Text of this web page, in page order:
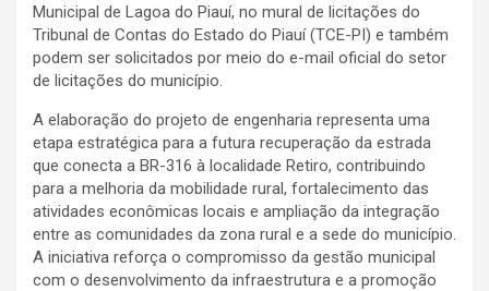
Municipal de Lagoa do Piauí, no mural de licitações do
Tribunal de Contas do Estado do Piauí (TCE-PI) e também
podem ser solicitados por meio do e-mail oficial do setor
de licitações do município.
A elaboração do projeto de engenharia representa uma
etapa estratégica para a futura recuperação da estrada
que conecta a BR-316 à localidade Retiro, contribuindo
para a melhoria da mobilidade rural, fortalecimento das
atividades econômicas locais e ampliação da integração
entre as comunidades da zona rural e a sede do município.
A iniciativa reforça o compromisso da gestão municipal
com o desenvolvimento da infraestrutura e a promoção